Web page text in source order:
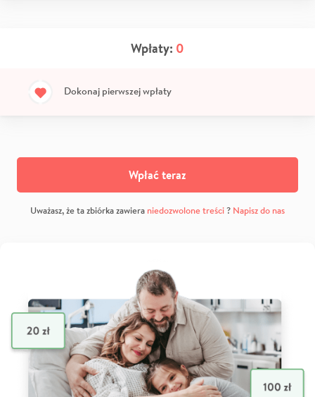
Wpłaty: 0
Dokonaj pierwszej wpłaty
Wpłać teraz
Uważasz, że ta zbiórka zawiera niedozwolone treści? Napisz do nas